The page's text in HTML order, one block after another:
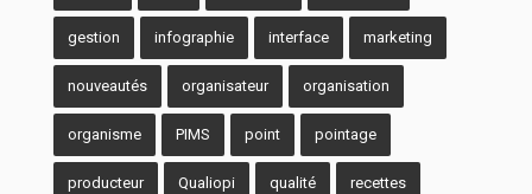
gestion infographie interface marketing
nouveautés organisateur organisation
organisme PIMS point pointage
producteur Qualiopi qualité recettes